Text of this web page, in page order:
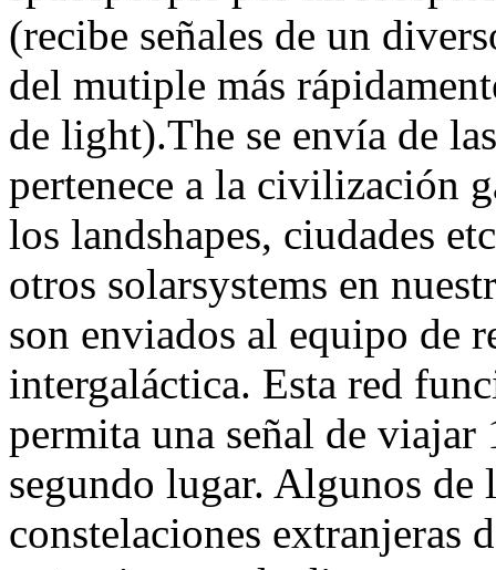
(recibe señales de un
del mutiple más
de light).The se envía de
pertenece a la civilización
los landshapes, ciudades
otros solarsystems en
son enviados al equipo de
intergaláctica. Esta red
permita una señal de viajar
segundo lugar. Algunos de
constelaciones extranjeras